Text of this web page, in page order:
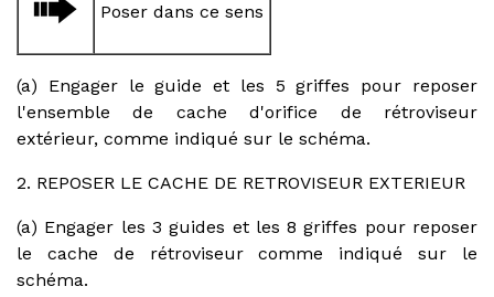
Poser dans ce sens
(a) Engager le guide et les 5 griffes pour reposer
l'ensemble de cache d'orifice de rétroviseur
extérieur, comme indiqué sur le schéma.
2. REPOSER LE CACHE DE RETROVISEUR EXTERIEUR
(a) Engager les 3 guides et les 8 griffes pour reposer
le cache de rétroviseur comme indiqué sur le
schéma.